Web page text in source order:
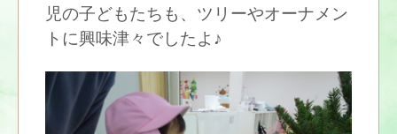
児の子どもたちも、ツリーやオーナメン
トに興味津々でしたよ♪